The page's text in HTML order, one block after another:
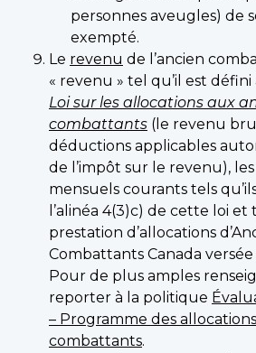
personnes aveugles) de
exempté.
Le revenu de l’ancien
« revenu » tel qu’il est défini
Loi sur les allocations aux
combattants (le revenu
déductions applicables
de l’impôt sur le revenu),
mensuels courants tels
l’alinéa 4(3)c) de cette loi
prestation d’allocations
Combattants Canada
Pour de plus amples
reporter à la politique
– Programme des
combattants.